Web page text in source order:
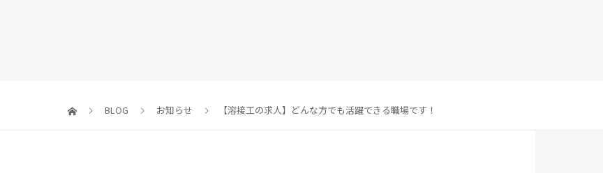
BLOG お知らせ 【溶接工の求人】どんな方でも活躍できる職場です！